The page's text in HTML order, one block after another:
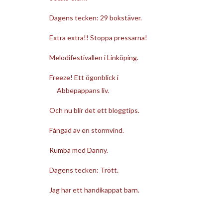
Dagens tecken: 29 bokstäver.
Extra extra!! Stoppa pressarna!
Melodifestivallen i Linköping.
Freeze! Ett ögonblick i
Abbepappans liv.
Och nu blir det ett bloggtips.
Fångad av en stormvind.
Rumba med Danny.
Dagens tecken: Trött.
Jag har ett handikappat barn.